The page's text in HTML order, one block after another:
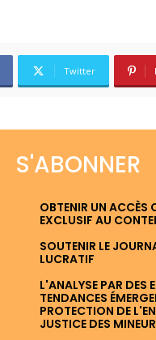
Twitter
S'ABONNER
OBTENIR UN ACCÈS
EXCLUSIF AU
SOUTENIR LE
LUCRATIF
L'ANALYSE PAR DES
TENDANCES
PROTECTION DE
JUSTICE DES